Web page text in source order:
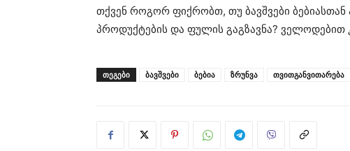
თქვენ როგორ ფიქრობთ, თუ ბავშვები
პროდუქტების და ფულის გაგზავნა? ველოდებით
ᲗᲔᲒᲔᲑᲘ ბავშვები ბებია ზრუნვა თვითგანვითარება